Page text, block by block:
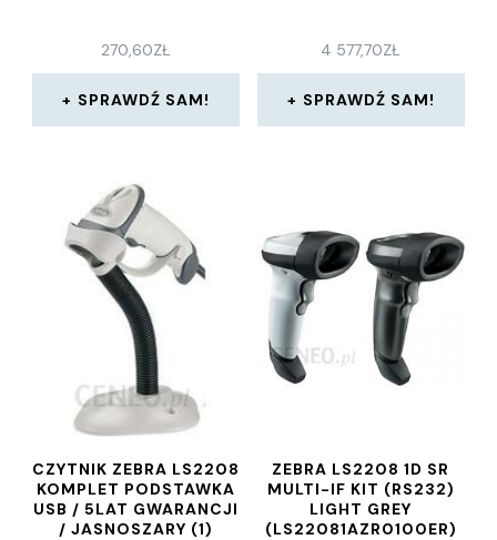
270,60ZŁ
SPRAWDŹ SAM!
4 577,70ZŁ
SPRAWDŹ SAM!
CZYTNIK ZEBRA LS2208
KOMPLET PODSTAWKA
USB / 5LAT GWARANCJI
/ JASNOSZARY (1)
ZEBRA LS2208 1D SR
MULTI-IF KIT (RS232)
LIGHT GREY
(LS22081AZR0100ER)